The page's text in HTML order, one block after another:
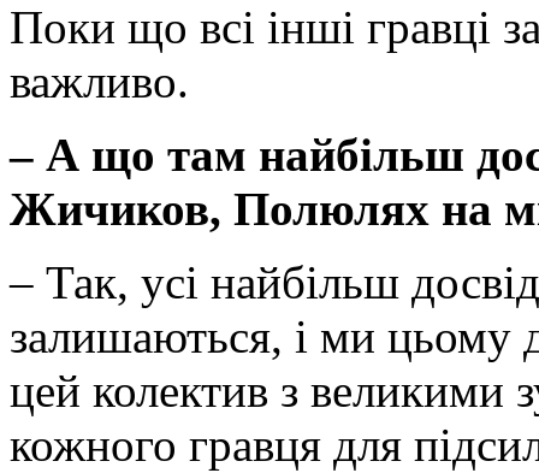
Поки що всі інші гравці
важливо.
– А що там найбільш
Жичиков, Полюлях на
– Так, усі найбільш
залишаються, і ми цьому
цей колектив з великими
кожного гравця для